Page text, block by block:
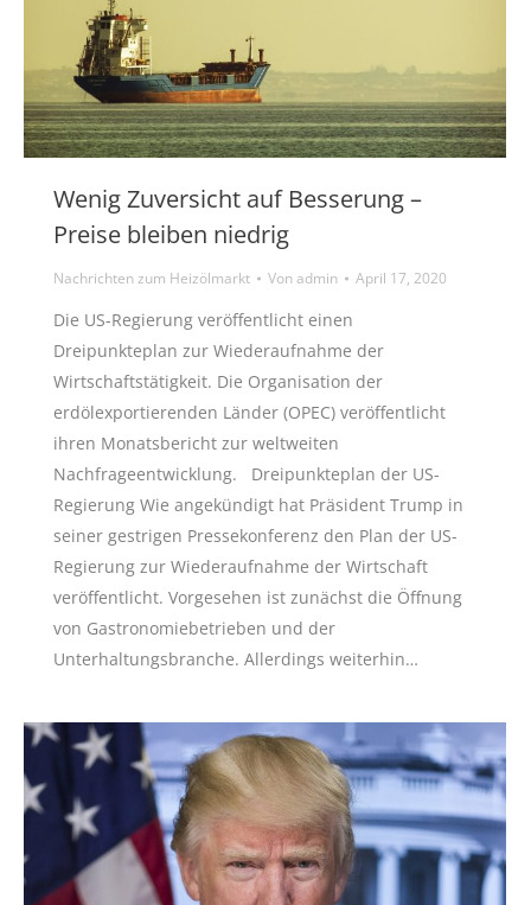
Wenig Zuversicht auf Besserung –
Preise bleiben niedrig
Nachrichten zum Heizölmarkt Vonadmin April 17, 2020
Die US-Regierung veröffentlicht einen
Dreipunkteplan zur Wiederaufnahme der
Wirtschaftstätigkeit. Die Organisation der
erdölexportierenden Länder (OPEC) veröffentlicht
ihren Monatsbericht zur weltweiten
Nachfrageentwicklung. Dreipunkteplan der US-
Regierung Wie angekündigt hat Präsident Trump in
seiner gestrigen Pressekonferenz den Plan der US-
Regierung zur Wiederaufnahme der Wirtschaft
veröffentlicht. Vorgesehen ist zunächst die Öffnung
von Gastronomiebetrieben und der
Unterhaltungsbranche. Allerdings weiterhin…